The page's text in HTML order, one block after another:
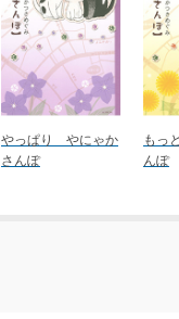
やっぱり やにゃか
さんぽ
もっ
んぽ